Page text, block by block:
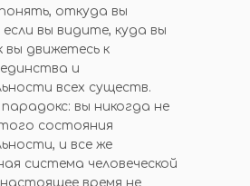
откуда вы
вы видите, куда вы
вы движетесь к
и
всех существ.
вы никогда не
состояния
и все же
система человеческой
время не